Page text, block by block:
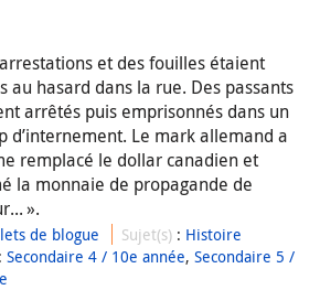
et des fouilles étaient
au hasard dans la rue. Des passants
arrêtés puis emprisonnés dans un
d’internement. Le mark allemand a
remplacé le dollar canadien et
la monnaie de propagande de
».
de blogue Sujet(s) : Histoire
:Secondaire 4 / 10e année,Secondaire 5 /